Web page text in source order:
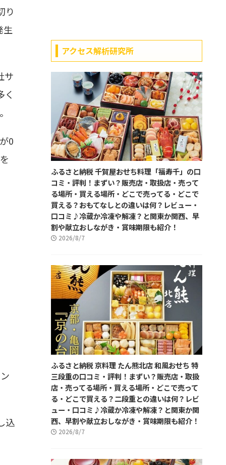
り
生
サ
く
0
込
アクセス解析研究所
ふるさと納税 千賀屋おせち料理「福寿千」の口
コミ・評判！まずい？販売店・取扱店・売って
る場所・買える場所・どこで売ってる・どこで
買える？おもてなしとの違いは何？レビュー・
口コミ♪冷蔵か冷凍や解凍？と関東か関西、早
割や献立おしながき・賞味期限も紹介！
2026/8/7
ふるさと納税 京料理 たん熊北店 和風おせち 特
三段重の口コミ・評判！まずい？販売店・取扱
店・売ってる場所・買える場所・どこで売って
る・どこで買える？二段重との違いは何？レビ
ュー・口コミ♪冷蔵か冷凍や解凍？と関東か関
西、早割や献立おしながき・賞味期限も紹介！
2026/8/7